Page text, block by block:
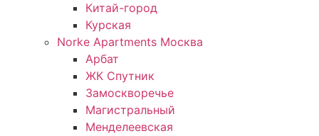
Китай-город
Курская
Norke Apartments Москва
Арбат
ЖК Спутник
Замоскворечье
Магистральный
Менделеевская